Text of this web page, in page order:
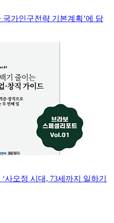
국가인구전략 기본계획’에 담
사오정 시대, 73세까지 일하기